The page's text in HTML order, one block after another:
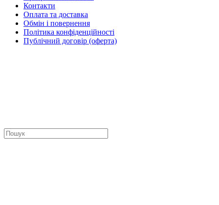
Контакти
Оплата та доставка
Обмін і повернення
Політика конфіденційності
Публічний договір (оферта)